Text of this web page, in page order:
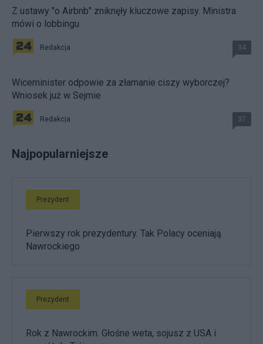
Z ustawy "o Airbnb" zniknęły kluczowe zapisy. Ministra
mówi o lobbingu
Redakcja 34
Wiceminister odpowie za złamanie ciszy wyborczej?
Wniosek już w Sejmie
Redakcja 37
Najpopularniejsze
Prezydent
Pierwszy rok prezydentury. Tak Polacy oceniają
Nawrockiego
Prezydent
Rok z Nawrockim. Głośne weta, sojusz z USA i